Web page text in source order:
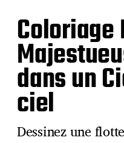
Coloriage
dans un
ciel
Dessinez une